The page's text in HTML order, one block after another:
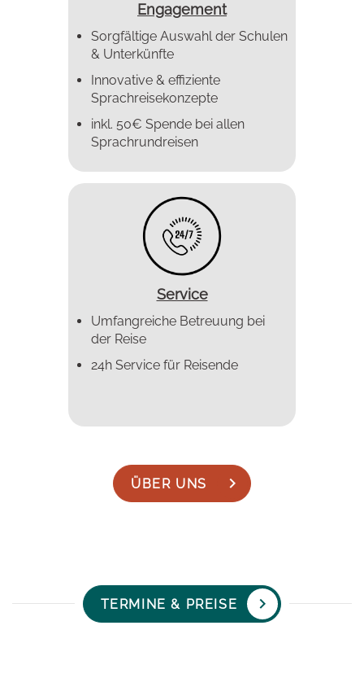
Engagement
Sorgfältige Auswahl der Schulen
& Unterkünfte
Innovative & effiziente
Sprachreise­konzepte
inkl. 50€ Spende bei allen
Sprachrundreisen
Service
Umfangreiche Betreuung bei
der Reise
24h Service für Reisende
ÜBER UNS
TERMINE & PREISE